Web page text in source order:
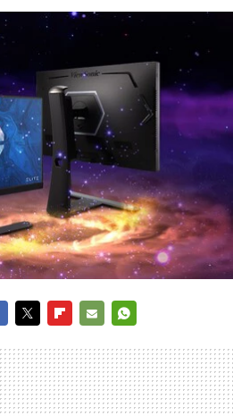
MAIL